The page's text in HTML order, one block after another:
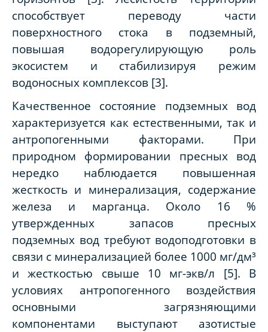
способствует переводу части
поверхностного стока в подземный,
повышая водорегулирующую роль
экосистем и стабилизируя режим
водоносных комплексов [3].
Качественное состояние подземных вод
характеризуется как естественными, так и
антропогенными факторами. При
природном формировании пресных вод
нередко наблюдается повышенная
жесткость и минерализация, содержание
железа и марганца. Около 16 %
утвержденных запасов пресных
подземных вод требуют водоподготовки в
связи с минерализацией более 1000 мг/дм³
и жесткостью свыше 10 мг-экв/л [5]. В
условиях антропогенного воздействия
основными загрязняющими
компонентами выступают азотистые